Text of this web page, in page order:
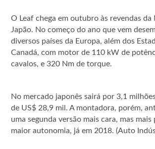
O Leaf chega em outubro às revendas da
Japão. No começo do ano que vem
diversos países da Europa, além dos
Canadá, com motor de 110 kW de
cavalos, e 320 Nm de torque.
No mercado japonês sairá por 3,1
de US$ 28,9 mil. A montadora, porém,
uma segunda versão mais cara, mas
maior autonomia, já em 2018. (Auto